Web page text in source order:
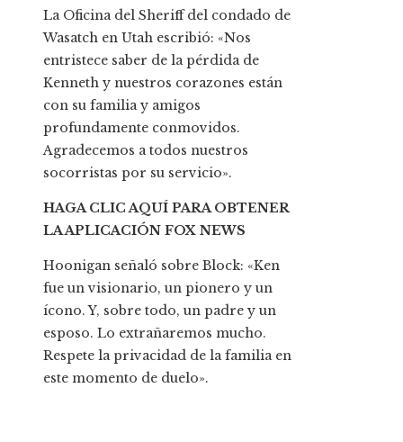
La Oficina del Sheriff del condado de
Wasatch en Utah escribió: «Nos
entristece saber de la pérdida de
Kenneth y nuestros corazones están
con su familia y amigos
profundamente conmovidos.
Agradecemos a todos nuestros
socorristas por su servicio».
HAGA CLIC AQUÍ PARA OBTENER
LA APLICACIÓN FOX NEWS
Hoonigan señaló sobre Block: «Ken
fue un visionario, un pionero y un
ícono. Y, sobre todo, un padre y un
esposo. Lo extrañaremos mucho.
Respete la privacidad de la familia en
este momento de duelo».